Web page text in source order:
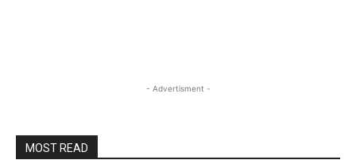
- Advertisment -
MOST READ